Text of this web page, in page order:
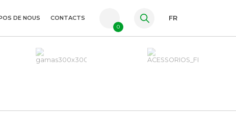
ES
DE NOUS CONTACTS
0
FR